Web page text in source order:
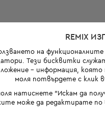
REMIX
на
Тези бисквитки
- информация, която
моля потвърдете с клик
натиснете "Искам да
може да редактирате